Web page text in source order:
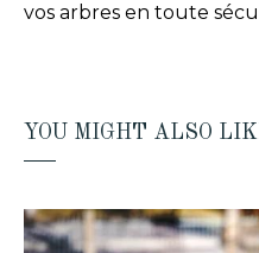
vos arbres en toute
YOU MIGHT ALSO